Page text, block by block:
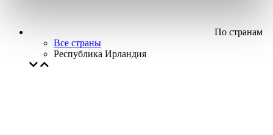
По странам
Все страны
Республика Ирландия